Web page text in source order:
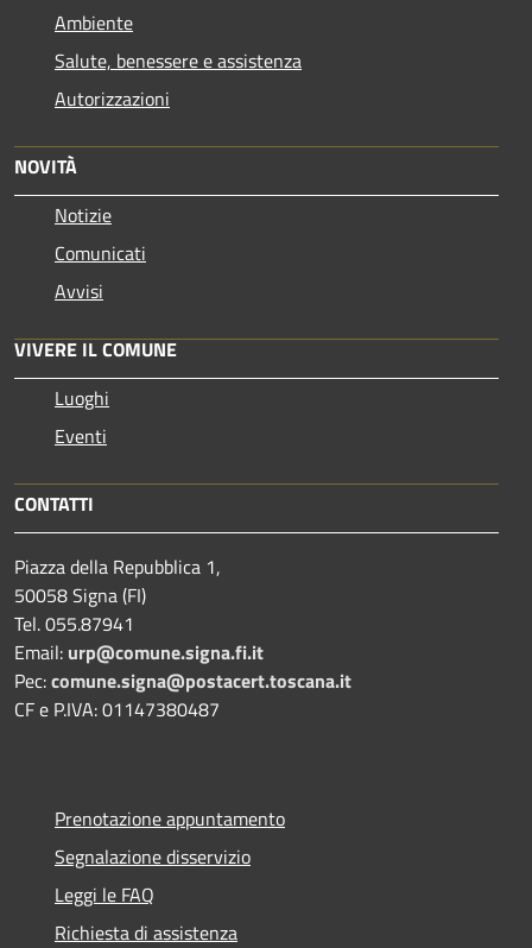
Ambiente
Salute, benessere e assistenza
Autorizzazioni
NOVITÀ
Notizie
Comunicati
Avvisi
VIVERE IL COMUNE
Luoghi
Eventi
CONTATTI
Piazza della Repubblica 1,
50058 Signa (FI)
Tel. 055.87941
Email: urp@comune.signa.fi.it
Pec:comune.signa@postacert.toscana.it
CF e P.IVA: 01147380487
Prenotazione appuntamento
Segnalazione disservizio
Leggi le FAQ
Richiesta di assistenza